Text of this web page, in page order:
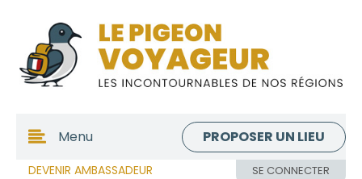
DEVENIR AMBASSADEUR SE CONNECTER
Menu PROPOSER UN LIEU